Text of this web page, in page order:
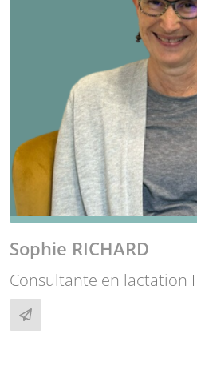
Sophie RICHARD
Consultante en lactation